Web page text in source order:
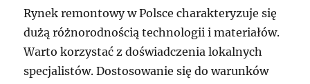
Rynek remontowy w Polsce charakteryzuje się
dużą różnorodnością technologii i materiałów.
Warto korzystać z doświadczenia lokalnych
specjalistów. Dostosowanie się do warunków